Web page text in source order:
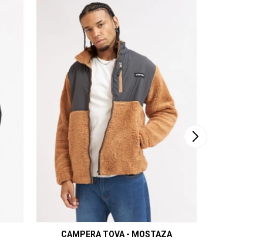
CAMPERA TOVA - MOSTAZA